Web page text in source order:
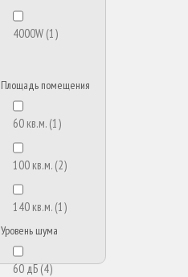
4000W(1)
Площадь помещения
60 кв.м.(1)
100 кв.м.(2)
140 кв.м.(1)
Уровень шума
60 дБ(4)